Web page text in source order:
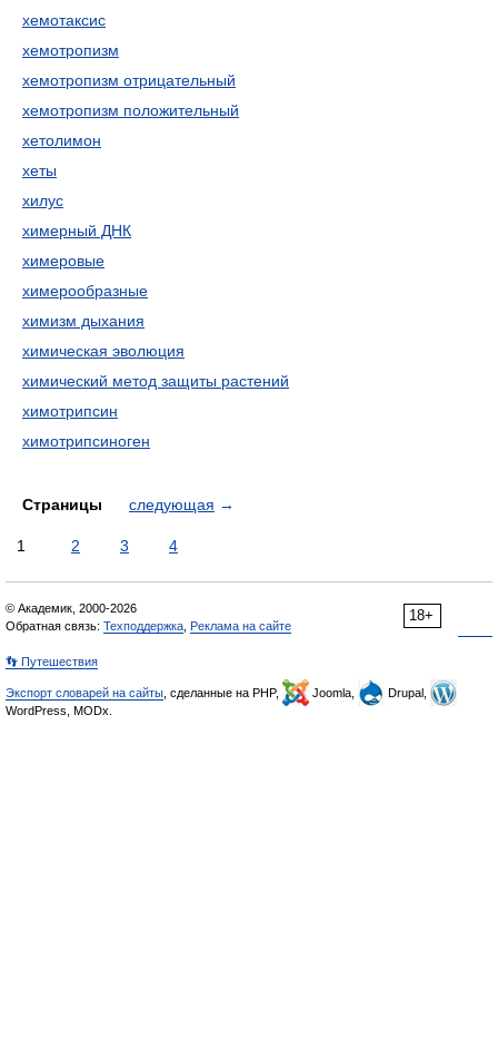
хемотаксис
хемотропизм
хемотропизм отрицательный
хемотропизм положительный
хетолимон
хеты
хилус
химерный ДНК
химеровые
химерообразные
химизм дыхания
химическая эволюция
химический метод защиты растений
химотрипсин
химотрипсиноген
Страницы следующая →
1 2 3 4
18+
© Академик, 2000-2026
Обратная связь: Техподдержка Реклама на сайте
👣 Путешествия
Экспорт словарей на сайты , сделанные на PHP, Joomla,
Drupal,
WordPress, MODx.